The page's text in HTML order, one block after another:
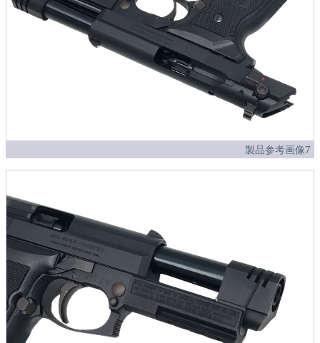
製品参考画像7